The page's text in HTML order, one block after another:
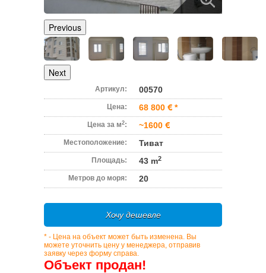
Previous
Next
Артикул: 00570
Цена: 68 800 *
Цена за м2: ~1600
Местоположение: Тиват
Площадь: 43 m2
Метров до моря: 20
Хочу дешевле
* - Цена на объект может быть изменена. Вы
можете уточнить цену у менеджера, отправив
заявку через форму справа.
Объект продан!